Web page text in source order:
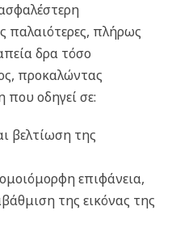
παλαιότερες, πλήρως
δρα τόσο
προκαλώντας
που οδηγεί σε:
βελτίωση της
επιφάνεια,
της εικόνας της